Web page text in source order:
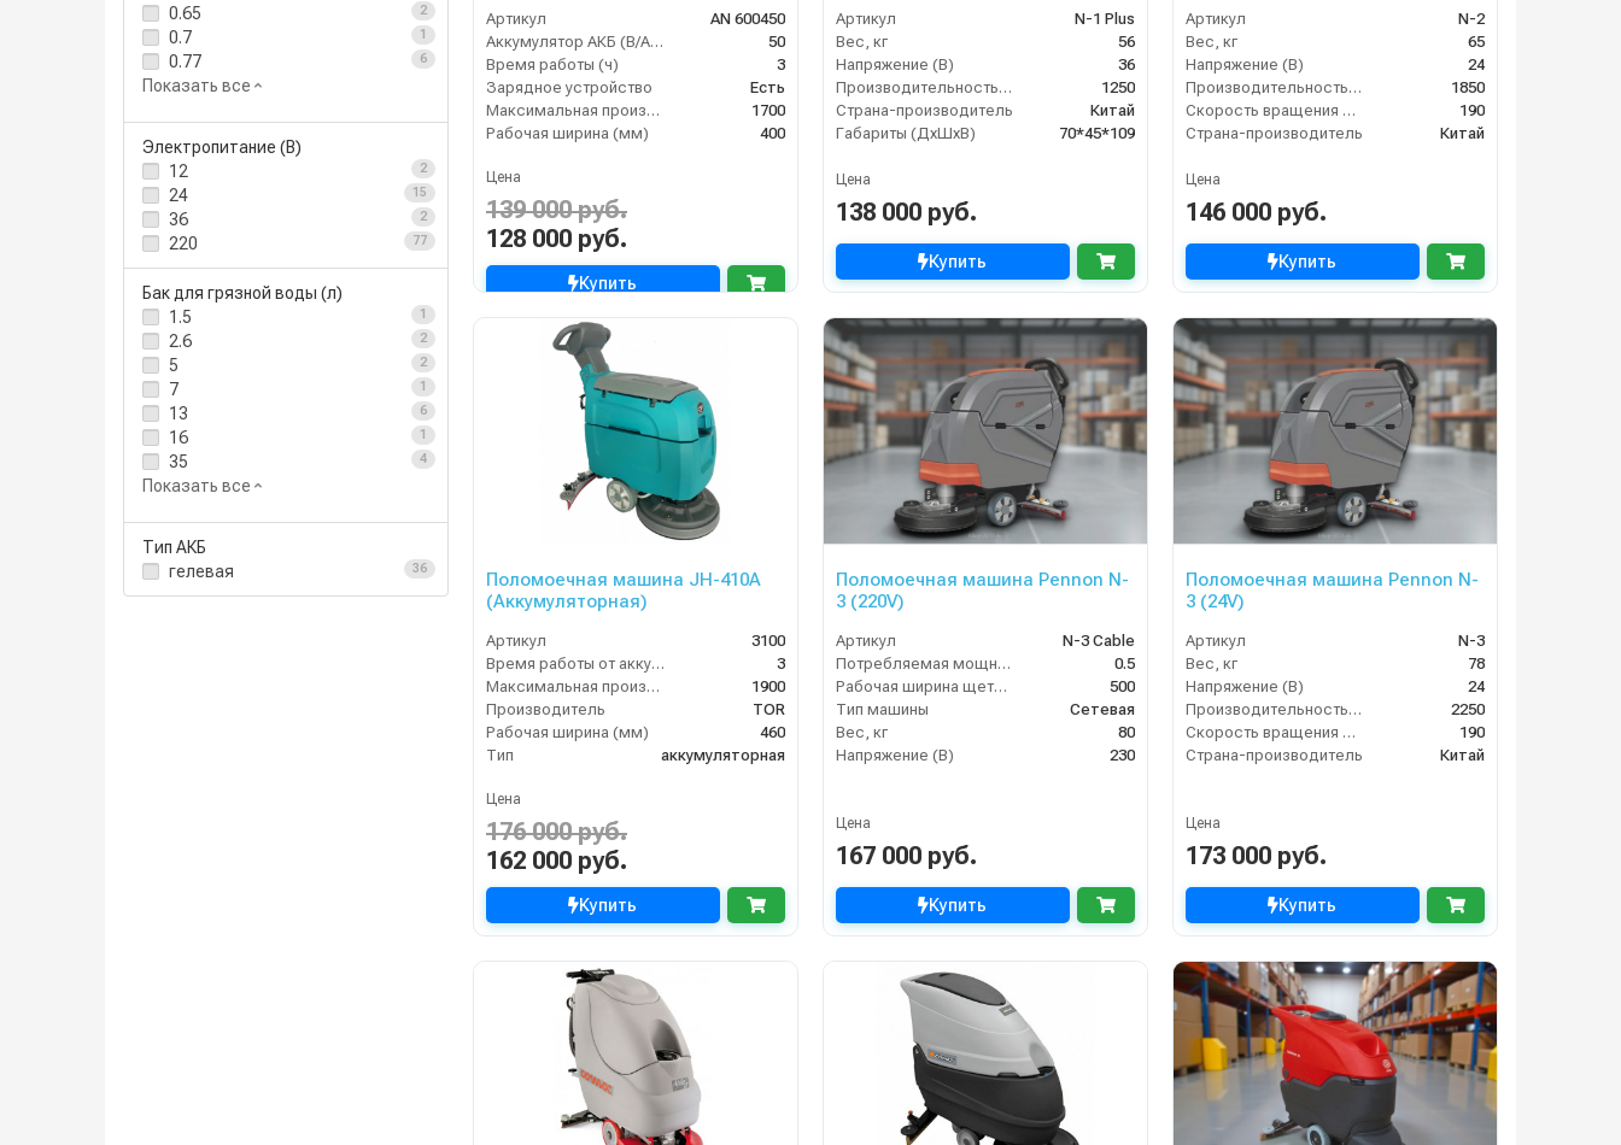
0.65 2
0.7 1
0.77 6
Показать все
Электропитание (В)
12
2
24 15
36 2
220 77
Бак для грязной воды (л)
1.5
1
2.6 2
5 2
7 1
13 6
16 1
35 4
Показать все
Тип АКБ
гелевая
36
Артикул
AN 600450
Аккумулятор АКБ (В/А·ч)
50
Время работы (ч)
3
Зарядное устройство
Есть
Максимальная производительность (кв.м/час)
1700
Рабочая ширина (мм)
400
Цена
139 000 руб.
128 000 руб.
Купить
Артикул
N-1 Plus
Вес, кг
56
Напряжение (В)
36
Производительность по площади (м2/ч)
1250
Страна-производитель
Китай
Габариты (ДхШхВ)
70*45*109
Цена
138 000 руб.
Купить
Артикул
N-2
Вес, кг
65
Напряжение (В)
24
Производительность по площади (м2/ч)
1850
Скорость вращения щётки (об/мин)
190
Страна-производитель
Китай
Цена
146 000 руб.
Купить
Поломоечная машина JH-410A
(Аккумуляторная)
Артикул
3100
Время работы от аккумуляторов (ч)
3
Максимальная производительность (кв.м/час)
1900
Производитель
TOR
Рабочая ширина (мм)
460
Тип
аккумуляторная
Цена
176 000 руб.
162 000 руб.
Купить
Поломоечная машина Pennon N-
3 (220V)
Артикул
N-3 Cable
Потребляемая мощность (кВт)
0.5
Рабочая ширина щеток (мм)
500
Тип машины
Сетевая
Вес, кг
80
Напряжение (В)
230
Цена
167 000 руб.
Купить
Поломоечная машина Pennon N-
3 (24V)
Артикул
N-3
Вес, кг
78
Напряжение (В)
24
Производительность по площади (м2/ч)
2250
Скорость вращения щётки (об/мин)
190
Страна-производитель
Китай
Цена
173 000 руб.
Купить